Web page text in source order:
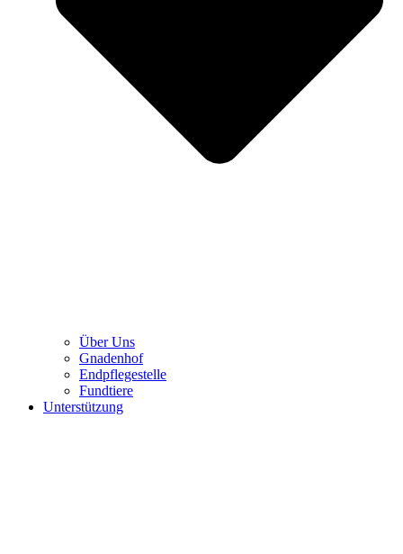
Über Uns
Gnadenhof
Endpflegestelle
Fundtiere
Unterstützung